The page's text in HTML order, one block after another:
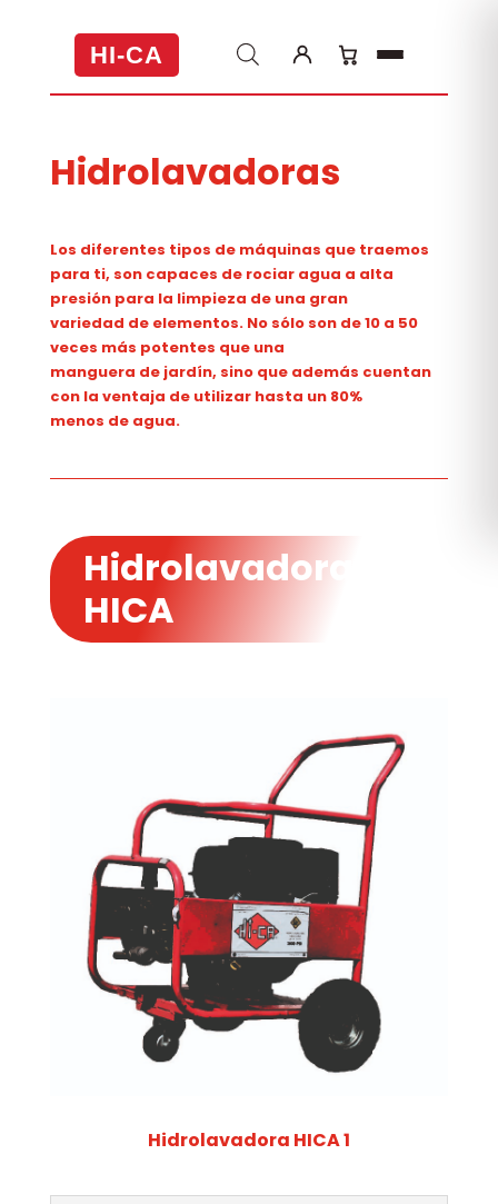
HI-CA
Hidrolavadoras
Los diferentes tipos de máquinas que traemos
para ti, son capaces de rociar agua a alta
presión para la limpieza de una gran
variedad de elementos. No sólo son de 10 a 50
veces más potentes que una
manguera de jardín, sino que además cuentan
con la ventaja de utilizar hasta un 80%
menos de agua.
Hidrolavadoras
HICA
Hidrolavadora HICA 1